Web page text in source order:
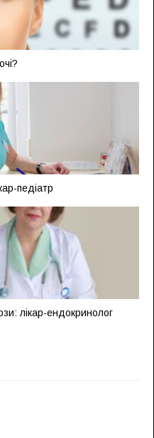
педіатр
лікар-ендокринолог